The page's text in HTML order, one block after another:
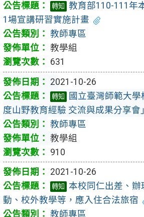
轉知
教育部110-111年
1場宣講研習實施計畫
教師專區
教學組
631
2021-10-26
轉知
國立臺灣師範大
度山野教育經驗 交流與成果分享會」
教師專區
教學組
910
2021-10-26
轉知
本校同仁出差、辦
動、校外教學等，應入住合法旅宿
教師專區